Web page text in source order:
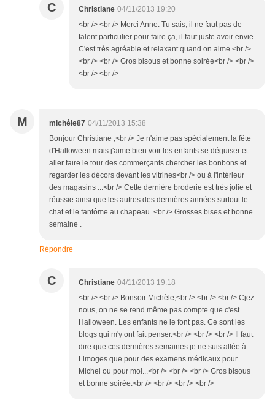
C Christiane 04/11/2013 19:20
<br /> <br /> Merci Anne. Tu sais, il ne faut pas de
talent particulier pour faire ça, il faut juste avoir envie.
C'est très agréable et relaxant quand on aime.<br />
<br /> <br /> Gros bisous et bonne soirée<br /> <br />
<br /> <br />
M michèle87 04/11/2013 15:38
Bonjour Christiane ,<br /> Je n'aime pas spécialement la fête
d'Halloween mais j'aime bien voir les enfants se déguiser et
aller faire le tour des commerçants chercher les bonbons et
regarder les décors devant les vitrines<br /> ou à l'intérieur
des magasins ...<br /> Cette dernière broderie est très jolie et
réussie ainsi que les autres des dernières années surtout le
chat et le fantôme au chapeau .<br /> Grosses bises et bonne
semaine .
Répondre
C Christiane 04/11/2013 19:18
<br /> <br /> Bonsoir Michèle,<br /> <br /> <br /> Cjez
nous, on ne se rend même pas compte que c'est
Halloween. Les enfants ne le font pas. Ce sont les
blogs qui m'y ont fait penser.<br /> <br /> <br /> Il faut
dire que ces dernières semaines je ne suis allée à
Limoges que pour des examens médicaux pour
Michel ou pour moi...<br /> <br /> <br /> Gros bisous
et bonne soirée.<br /> <br /> <br /> <br />